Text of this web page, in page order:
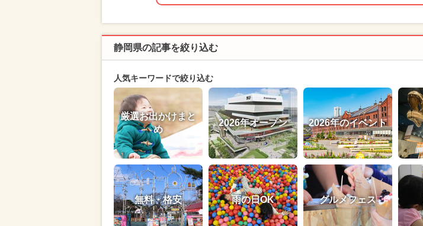
静岡県の記事を絞り込む
人気キーワードで絞り込む
厳選お出かけまと
め
2026年オープン 2026年のイベント
無料・格安 雨の日OK グルメフェス